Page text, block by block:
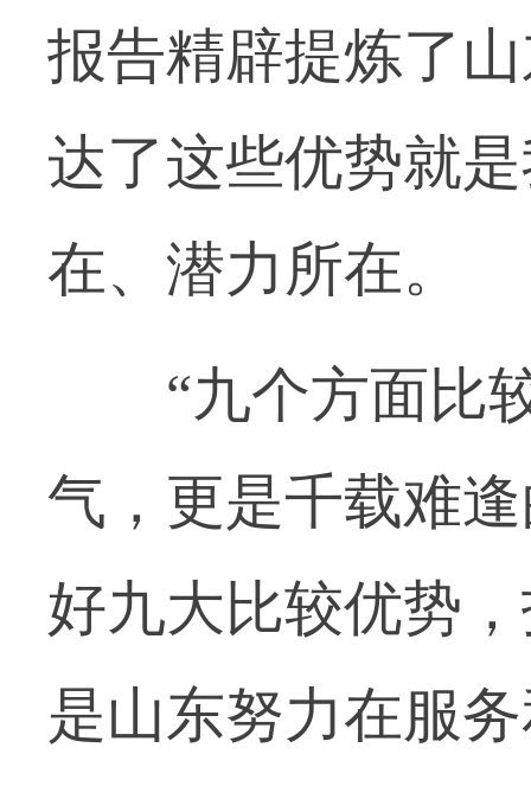
报告精辟提炼了
达了这些优势就
在、潜力所在。
“九个方面比较
气，更是千载难
好九大比较优势
是山东努力在服